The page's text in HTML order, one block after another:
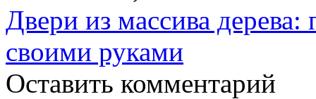
Двери из массива
своими руками
Оставить комментарий